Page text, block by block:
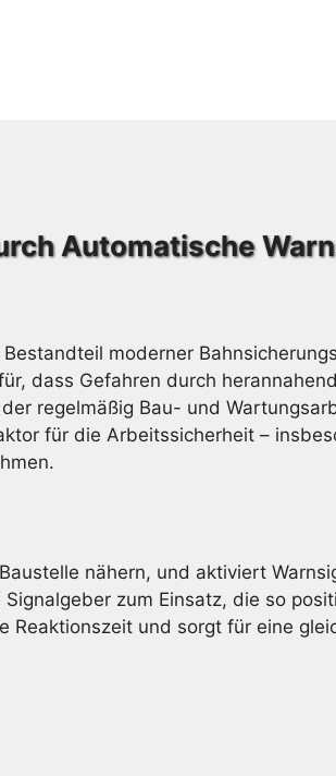
Automatische
moderner
dass Gefahren durch
regelmäßig Bau- und
für die Arbeitssicherheit –
nähern, und aktiviert
zum Einsatz, die so
Reaktionszeit und sorgt für eine